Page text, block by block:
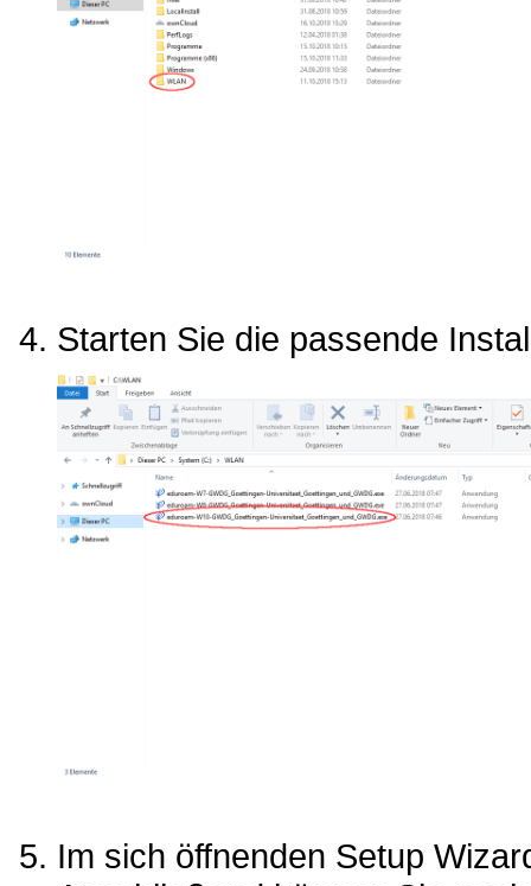
Starten Sie die passende
Im sich öffnenden Setup